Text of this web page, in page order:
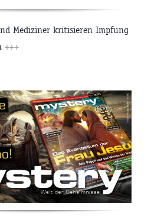
Mediziner kritisieren Impfung
+++